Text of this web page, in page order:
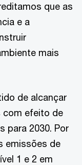
que as
e a
mais
de alcançar
com efeito de
para 2030. Por
emissões de
1 e 2 em